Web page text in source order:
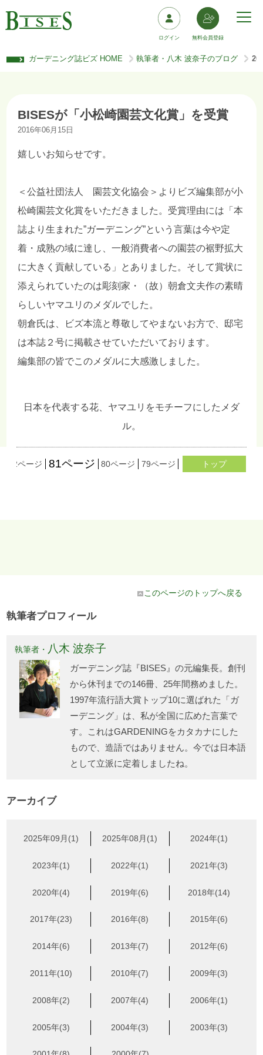
ログイン 無料会員登録
ガーデニング誌ビズ HOME > 執筆者・八木 波奈子のブログ >
BISESが「小松崎園芸文化賞」を受賞
2016年06月15日
嬉しいお知らせです。
＜公益社団法人 園芸文化協会＞よりビズ編集部が小
松崎園芸文化賞をいただきました。受賞理由には「本
誌より生まれた”ガーデニング”という言葉は今や定
着・成熟の域に達し、一般消費者への園芸の裾野拡大
に大きく貢献している」とありました。そして賞状に
添えられていたのは彫刻家・（故）朝倉文夫作の素晴
らしいヤマユリのメダルでした。
朝倉氏は、ビズ本流と尊敬してやまないお方で、邸宅
は本誌２号に掲載させていただいております。
編集部の皆でこのメダルに大感激しました。
日本を代表する花、ヤマユリをモチーフにしたメダ
ル。
82ページ 81ページ 80ページ 79ページ 78ページ 77ページ
トップ
このページのトップへ戻る
執筆者プロフィール
執筆者・ 八木 波奈子
ガーデニング誌『BISES』の元編集長。創刊
から休刊までの146冊、25年間務めました。
1997年流行語大賞トップ10に選ばれた「ガ
ーデニング」は、私が全国に広めた言葉で
す。これはGARDENINGをカタカナにした
もので、造語ではありません。今では日本語
として立派に定着しましたね。
アーカイブ
2025年09月(1) 2025年08月(1) 2024年(1)
2023年(1) 2022年(1) 2021年(3)
2020年(4) 2019年(6) 2018年(14)
2017年(23) 2016年(8) 2015年(6)
2014年(6) 2013年(7) 2012年(6)
2011年(10) 2010年(7) 2009年(3)
2008年(2) 2007年(4) 2006年(1)
2005年(3) 2004年(3) 2003年(3)